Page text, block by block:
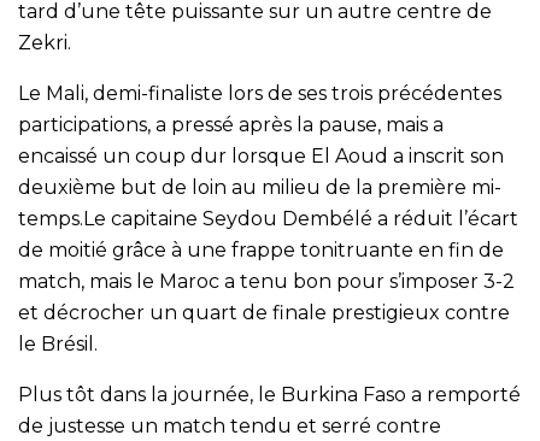
tard d’une tête puissante sur un autre centre de
Zekri.
Le Mali, demi-finaliste lors de ses trois précédentes
participations, a pressé après la pause, mais a
encaissé un coup dur lorsque El Aoud a inscrit son
deuxième but de loin au milieu de la première mi-
temps.Le capitaine Seydou Dembélé a réduit l’écart
de moitié grâce à une frappe tonitruante en fin de
match, mais le Maroc a tenu bon pour s’imposer 3-2
et décrocher un quart de finale prestigieux contre
le Brésil.
Plus tôt dans la journée, le Burkina Faso a remporté
de justesse un match tendu et serré contre